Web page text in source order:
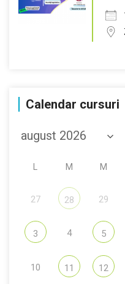
Calendar cursuri
M M
27 28 29
3 4 5
10 11 12